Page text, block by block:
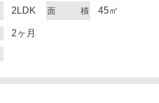
2LDK 面 積 45㎡
2ヶ月